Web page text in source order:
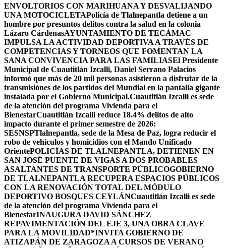
ENVOLTORIOS CON MARIHUANA Y DESVALIJANDO
UNA MOTOCICLETAPolicía de Tlalnepantla detiene a un
hombre por presuntos delitos contra la salud en la colonia
Lázaro CárdenasAYUNTAMIENTO DE TECÁMAC
IMPULSA LA ACTIVIDAD DEPORTIVA A TRAVÉS DE
COMPETENCIAS Y TORNEOS QUE FOMENTAN LA
SANA CONVIVENCIA PARA LAS FAMILIASEl Presidente
Municipal de Cuautitlán Izcalli, Daniel Serrano Palacios
informó que más de 20 mil personas asistieron a disfrutar de la
transmisiónes de los partidos del Mundial en la pantalla gigante
instalada por el Gobierno Municipal.Cuautitlán Izcalli es sede
de la atención del programa Vivienda para el
BienestarCuautitlán Izcalli reduce 18.4% delitos de alto
impacto durante el primer semestre de 2026:
SESNSPTlalnepantla, sede de la Mesa de Paz, logra reducir el
robo de vehículos y homicidios con el Mando Unificado
OrientePOLICÍAS DE TLALNEPANTLA, ​DETIENEN EN
SAN JOSÉ PUENTE DE VIGAS A DOS PROBABLES
ASALTANTES DE TRANSPORTE PÚBLICOGOBIERNO
DE TLALNEPANTLA RECUPERA ESPACIOS PÚBLICOS
CON LA RENOVACIÓN TOTAL DEL MÓDULO
DEPORTIVO BOSQUES CEYLÁNCuautitlán Izcalli es sede
de la atención del programa Vivienda para el
BienestarINAUGURA DAVID SÁNCHEZ
REPAVIMENTACIÓN DEL EJE 3, UNA OBRA CLAVE
PARA LA MOVILIDAD*INVITA GOBIERNO DE
ATIZAPÁN DE ZARAGOZA A CURSOS DE VERANO